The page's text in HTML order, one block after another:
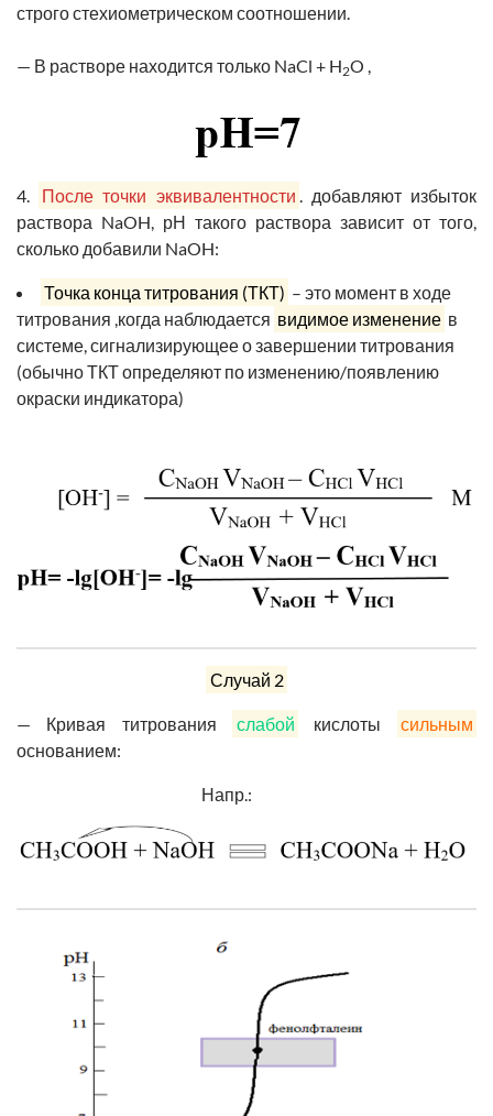
строго стехиометрическом соотношении.
— В растворе находится только NaCl + H2O ,
4. После точки эквивалентности
. добавляют избыток
раствора NaOH, рН такого раствора зависит от того,
сколько добавили NaOH:
Точка конца титрования (ТКТ) –это момент в ходе
титрования ,когда наблюдается видимое изменение в
системе, сигнализирующее о завершении титрования
(обычно ТКТ определяют по изменению/появлению
окраски индикатора)
Случай 2
— Кривая титрования слабой кислоты
сильным
основанием:
Напр.: